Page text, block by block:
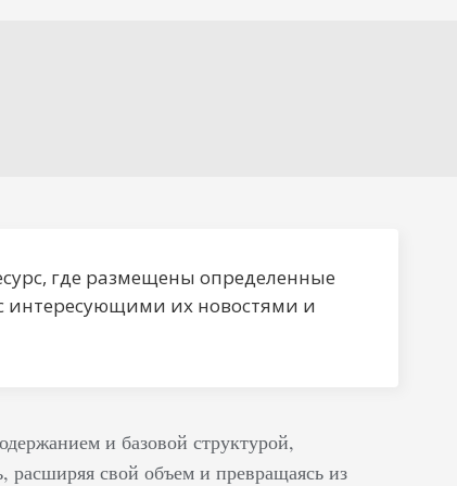
где размещены определенные
интересующими их новостями и
и базовой структурой,
расширяя свой объем и превращаясь из